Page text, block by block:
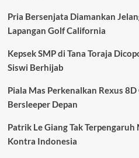
Pria Bersenjata Diamankan
Lapangan Golf California
Kepsek SMP di Tana Toraja
Siswi Berhijab
Piala Mas Perkenalkan Rexus
Bersleeper Depan
Patrik Le Giang Tak
Kontra Indonesia